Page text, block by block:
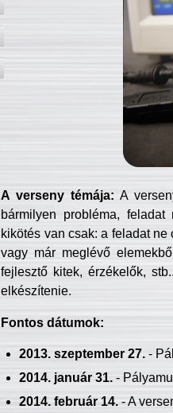
A verseny témája: A
bármilyen probléma, feladat
kikötés van csak: a feladat
vagy már meglévő
fejlesztő kitek, érzékelők,
elkészítenie.
Fontos dátumok:
2013. szeptember 27.-
2014. január 31.-
2014. február 14.- A